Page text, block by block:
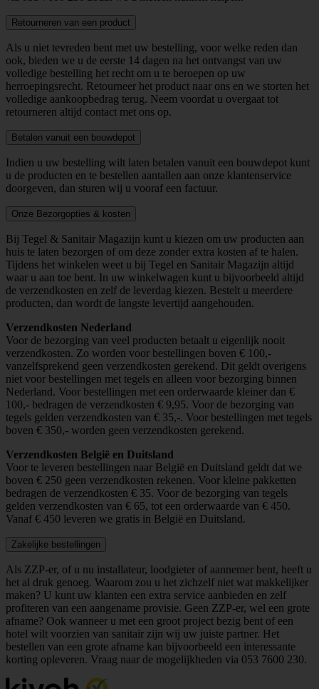
Retourneren van een product
Als u niet tevreden bent met uw bestelling, voor welke reden dan
ook, bieden we u de eerste 14 dagen na het ontvangst van uw
volledige bestelling het recht om u te beroepen op uw
herroepingsrecht. Retourneer het product naar ons en we storten het
volledige aankoopbedrag terug. Neem voordat u overgaat tot
retourneren altijd contact met ons op.
Betalen vanuit een bouwdepot
Indien u uw bestelling wilt laten betalen vanuit een bouwdepot kunt
u de producten en te bestellen aantallen aan onze klantenservice
doorgeven, dan sturen wij u vooraf een factuur.
Onze Bezorgopties & kosten
Bij Tegel & Sanitair Magazijn kunt u kiezen om uw producten aan
huis te laten bezorgen of om deze zonder extra kosten af te halen.
Tijdens het winkelen weet u bij Tegel en Sanitair Magazijn altijd
waar u aan toe bent. In uw winkelwagen kunt u bijvoorbeeld altijd
de verzendkosten en zelf de leverdag kiezen. Bestelt u meerdere
producten, dan wordt de langste levertijd aangehouden.
Verzendkosten Nederland
Voor de bezorging van veel producten betaalt u eigenlijk nooit
verzendkosten. Zo worden voor bestellingen boven € 100,-
vanzelfsprekend geen verzendkosten gerekend. Dit geldt overigens
niet voor bestellingen met tegels en alleen voor bezorging binnen
Nederland. Voor bestellingen met een orderwaarde kleiner dan €
100,- bedragen de verzendkosten € 9,95. Voor de bezorging van
tegels gelden verzendkosten van € 35,-. Voor bestellingen met tegels
boven € 350,- worden geen verzendkosten gerekend.
Verzendkosten België en Duitsland
Voor te leveren bestellingen naar België en Duitsland geldt dat we
boven € 250 geen verzendkosten rekenen. Voor kleine pakketten
bedragen de verzendkosten € 35. Voor de bezorging van tegels
gelden verzendkosten van € 65, tot een orderwaarde van € 450.
Vanaf € 450 leveren we gratis in België en Duitsland.
Zakelijke bestellingen
Als ZZP-er, of u nu installateur, loodgieter of aannemer bent, heeft u
het al druk genoeg. Waarom zou u het zichzelf niet wat makkelijker
maken? U kunt uw klanten een extra service aanbieden en zelf
profiteren van een aangename provisie. Geen ZZP-er, wel een grote
afname? Ook wanneer u met een groot project bezig bent of een
hotel wilt voorzien van sanitair zijn wij uw juiste partner. Het
bestellen van een grote afname kan bijvoorbeeld een interessante
korting opleveren. Vraag naar de mogelijkheden via 053 7600 230.